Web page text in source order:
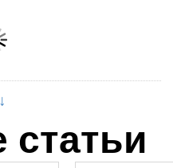
статьи